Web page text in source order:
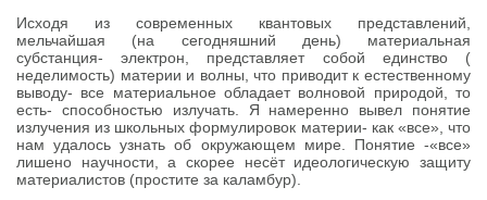
Исходя из современных квантовых представлений,
мельчайшая (на сегодняшний день) материальная
субстанция- электрон, представляет собой единство (
неделимость) материи и волны, что приводит к естественному
выводу- все материальное обладает волновой природой, то
есть- способностью излучать. Я намеренно вывел понятие
излучения из школьных формулировок материи- как «все», что
нам удалось узнать об окружающем мире. Понятие -«все»
лишено научности, а скорее несёт идеологическую защиту
материалистов (простите за каламбур).